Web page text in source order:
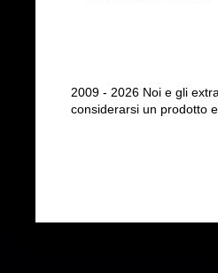
2009 - 2026 Noi e gli
considerarsi un prodotto